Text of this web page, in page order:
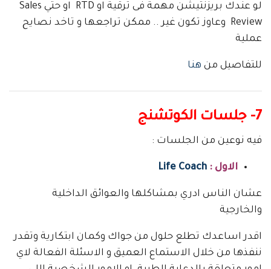
لو عندك بريزنتيشن مهمة فى ترقية او RTD او حتي Sales
Review وعاوز تكون غير .. ممكن تراجعها و تاخد نصايح
عملية
للتفاصيل من هنا
7- جلسات الكوتشنج
فيه نوعين من الجلسات :
الاول :
عشان الناس ادري بمشاكلها والعوائق الداخلية
والخارجية
اقدر اساعدك تطلع حلول من جواك وكمان ابتكارية وتقدر
ننفذها من خلال الاستماع العميق و الاسئلة الفعالة لاي